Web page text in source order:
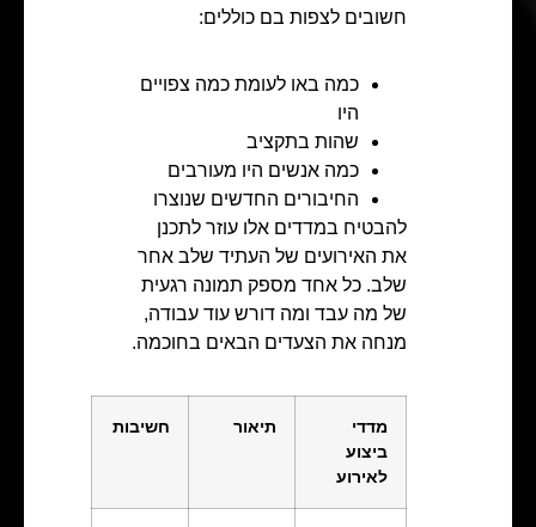
חשובים לצפות בם כוללים:
כמה באו לעומת כמה צפויים
היו
שהות בתקציב
כמה אנשים היו מעורבים
החיבורים החדשים שנוצרו
להבטיח במדדים אלו עוזר לתכנן
את האירועים של העתיד שלב אחר
שלב. כל אחד מספק תמונה רגעית
של מה עבד ומה דורש עוד עבודה,
מנחה את הצעדים הבאים בחוכמה.
מדדי
ביצוע
לאירוע
תיאור חשיבות